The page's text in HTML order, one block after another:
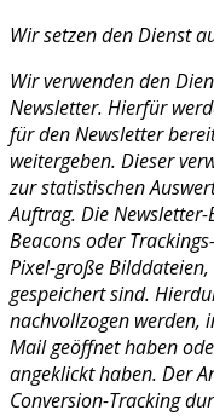
Wir setzen den Dienst
Wir verwenden den
Newsletter. Hierfür
für den Newsletter
weitergeben. Dieser
zur statistischen
Auftrag. Die
Beacons oder
Pixel-große
gespeichert sind.
nachvollzogen werden,
Mail geöffnet haben
angeklickt haben. Der
Conversion-Tracking